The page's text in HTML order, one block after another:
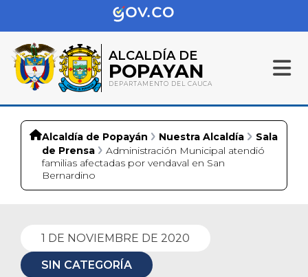
ALCALDÍA DE
POPAYAN
DEPARTAMENTO DEL CAUCA
Alcaldía de Popayán Nuestra Alcaldía
Sala
de Prensa
Administración Municipal atendió
familias afectadas por vendaval en San
Bernardino
1 DE NOVIEMBRE DE 2020
SIN CATEGORÍA